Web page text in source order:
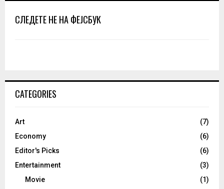
СЛЕДЕТЕ НЕ НА ФЕЈСБУК
CATEGORIES
Art
(7)
Economy
(6)
Editor's Picks
(6)
Entertainment
(3)
Movie
(1)